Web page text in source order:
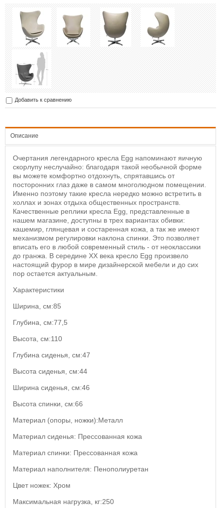
Добавить к сравнению
Описание
Очертания легендарного кресла Egg напоминают яичную
скорлупу неслучайно: благодаря такой необычной форме
вы можете комфортно отдохнуть, спрятавшись от
посторонних глаз даже в самом многолюдном помещении.
Именно поэтому такие кресла нередко можно встретить в
холлах и зонах отдыха общественных пространств.
Качественные реплики кресла Egg, представленные в
нашем магазине, доступны в трех вариантах обивки:
кашемир, глянцевая и состаренная кожа, а так же имеют
механизмом регулировки наклона спинки. Это позволяет
вписать его в любой современный стиль - от неоклассики
до гранжа. В середине ХХ века кресло Egg произвело
настоящий фурор в мире дизайнерской мебели и до сих
пор остается актуальным.
Характеристики
Ширина, см:85
Глубина, см:77,5
Высота, см:110
Глубина сиденья, см:47
Высота сиденья, см:44
Ширина сиденья, см:46
Высота спинки, см:66
Материал (опоры, ножки):Металл
Материал сиденья: Прессованная кожа
Материал спинки: Прессованная кожа
Материал наполнителя: Пенополиуретан
Цвет ножек: Хром
Максимальная нагрузка, кг:250